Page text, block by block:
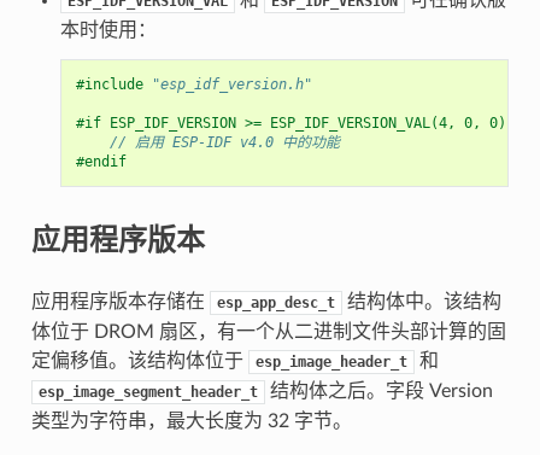
本时使用：
#include "esp_idf_version.h"
#if ESP_IDF_VERSION >= ESP_IDF_VERSION_VAL(4, 0, 0)
// 启用 ESP-IDF v4.0 中的功能
#endif
应用程序版本
应用程序版本存储在 esp_app_desc_t
结构体中。该结构
体位于 DROM 扇区，有一个从二进制文件头部计算的固
定偏移值。该结构体位于
esp_image_header_t 和
esp_image_segment_header_t
结构体之后。字段 Version
类型为字符串，最大长度为 32 字节。